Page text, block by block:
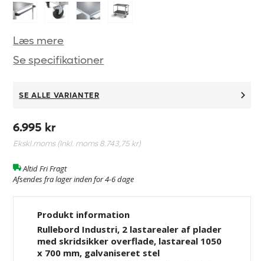
Læs mere
Se specifikationer
SE ALLE VARIANTER
6.995 kr
Ekskl.moms (Inkl. moms8.743,75 kr)
Altid Fri Fragt
Afsendes fra lager inden for 4-6 dage
Produkt information
Rullebord Industri, 2 lastarealer af plader
med skridsikker overflade, lastareal 1050
x 700 mm, galvaniseret stel